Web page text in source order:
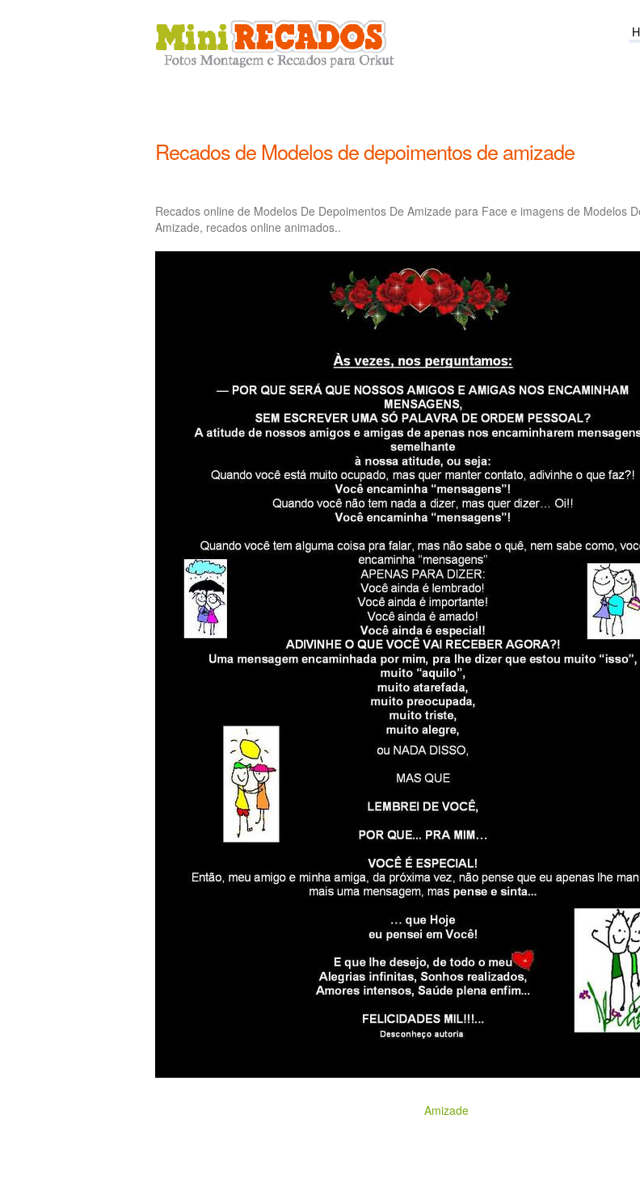
Recados de Modelos de depoimentos de amizade
Recados online de Modelos De Depoimentos De Amizade para Face e imagens de Modelos
Amizade, recados online animados..
Amizade